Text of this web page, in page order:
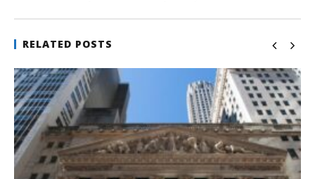
RELATED POSTS